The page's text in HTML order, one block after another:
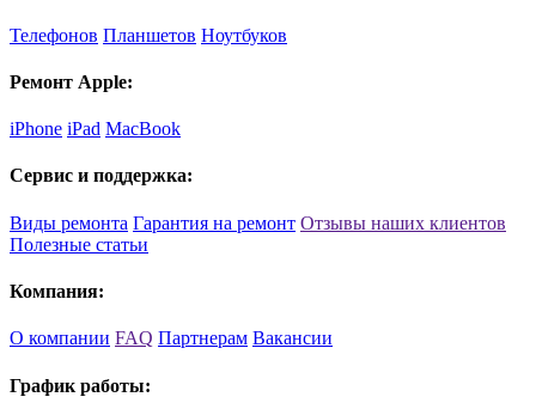
Телефонов Планшетов Ноутбуков
Ремонт Apple:
iPhone iPad MacBook
Сервис и поддержка:
Виды ремонта Гарантия на ремонт Отзывы наших клиентов
Полезные статьи
Компания:
О компании FAQ Партнерам Вакансии
График работы: